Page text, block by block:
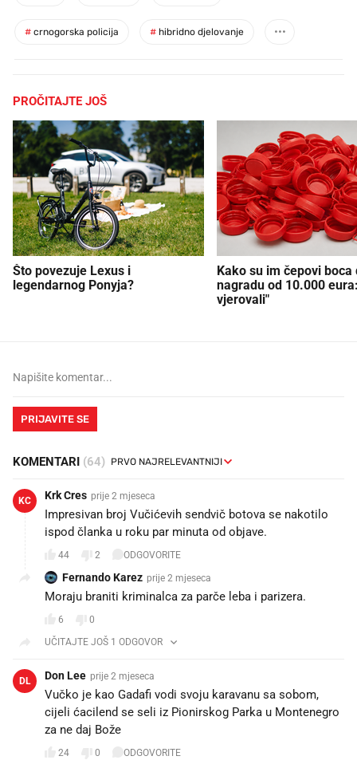
# crnogorska policija # hibridno djelovanje
PROČITAJTE JOŠ
Što povezuje Lexus i
legendarnog Ponyja?
Kako su im čepovi boca
nagradu od 10.000
vjerovali"
PRIJAVITE SE
KOMENTARI (64)
KC Krk Cres prije 2 mjeseca
Impresivan broj Vučićevih sendvič botova se nakotilo
ispod članka u roku par minuta od objave.
44 2 ODGOVORITE
Fernando Karez prije 2 mjeseca
Moraju braniti kriminalca za parče leba i parizera.
6
0
UČITAJTE JOŠ 1 ODGOVOR
DL Don Lee prije 2 mjeseca
Vučko je kao Gadafi vodi svoju karavanu sa sobom,
cijeli ćacilend se seli iz Pionirskog Parka u Montenegro
za ne daj Bože
24 0 ODGOVORITE